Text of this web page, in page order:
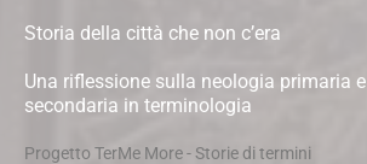
Storia della città che non c’era
Una riflessione sulla neologia primaria e
secondaria in terminologia
Progetto TerMe More - Storie di termini